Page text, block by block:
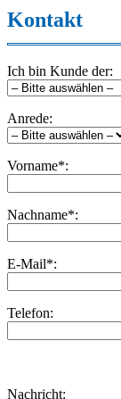
Kontakt
Ich bin Kunde der:
Anrede:
Vorname*:
Nachname*:
E-Mail*:
Telefon:
dieses
lasse
Nachricht: